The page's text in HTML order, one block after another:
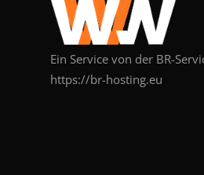
Ein Service von der BR-
https://br-hosting.eu